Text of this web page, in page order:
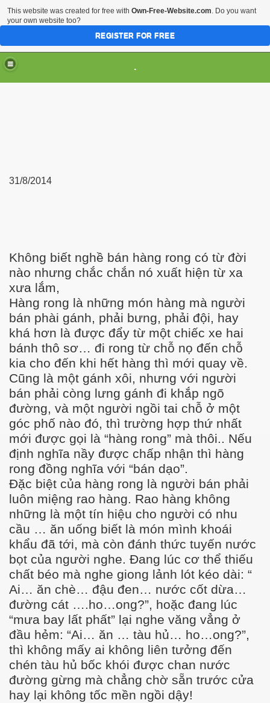
.
31/8/2014
Không biết nghề bán hàng rong có từ đời
nào nhưng chắc chắn nó xuất hiện từ xa
xưa lắm,
Hàng rong là những món hàng mà người
bán phài gánh, phải bưng, phải đội, hay
khá hơn là được đẩy từ một chiếc xe hai
bánh thô sơ… đi rong từ chỗ nọ đến chỗ
kia cho đến khi hết hàng thì mới quay về.
Cũng là một gánh xôi, nhưng với người
bán phải còng lưng gánh đi khắp ngõ
đường, và một người ngồi tai chỗ ở một
góc phố nào đó, thì trường hợp thứ nhất
mới được gọi là “hàng rong” mà thôi.. Nếu
định nghĩa nầy được chấp nhận thì hàng
rong đồng nghĩa với “bán dạo”.
Đặc biệt của hàng rong là người bán phải
luôn miệng rao hàng. Rao hàng không
những là một tín hiệu cho người có nhu
cầu … ăn uống biết là món mình khoái
khẩu đã tới, mà còn đánh thức tuyến nước
bọt của người nghe. Đang lúc cơ thể thiếu
chất béo mà nghe giong lảnh lót kéo dài: “
Ai… ăn chè… đậu đen… nước cốt dừa…
đường cát ….ho…ong?”, hoặc đang lúc
“mưa bay lất phất” lại nghe văng vẳng ở
đầu hẻm: “Ai… ăn … tàu hủ… ho…ong?”,
thì không mấy ai không liên tưởng đến
chén tàu hủ bốc khói được chan nước
đường gừng mà chẳng chờ sẵn trước cửa
hay lại không tốc mền ngồi dậy!
5
This website was created for free with Own-Free-Website.com. Do you want
your own website too?
REGISTER FOR FREE